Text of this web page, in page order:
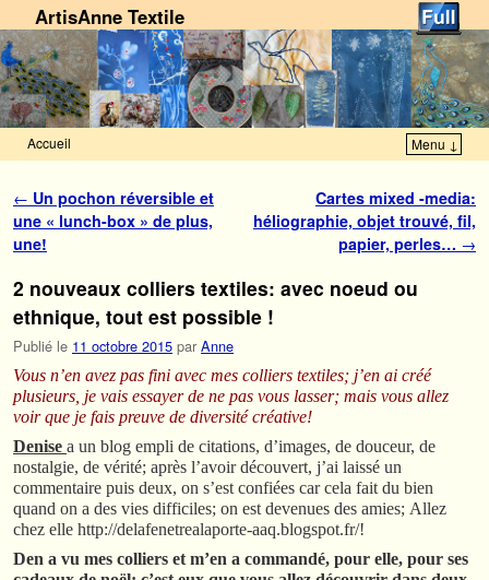
ArtisAnne Textile
Accueil Menu ↓
Navigation des articles
← Un pochon réversible et
une « lunch-box » de plus,
une!
Cartes mixed -media:
héliographie, objet trouvé, fil,
papier, perles… →
2 nouveaux colliers textiles: avec noeud ou
ethnique, tout est possible !
Publié le 11 octobre 2015 par Anne
Vous n’en avez pas fini avec mes colliers textiles; j’en ai créé
plusieurs, je vais essayer de ne pas vous lasser; mais vous allez
voir que je fais preuve de diversité créative!
Denise a un blog empli de citations, d’images, de douceur, de
nostalgie, de vérité; après l’avoir découvert, j’ai laissé un
commentaire puis deux, on s’est confiées car cela fait du bien
quand on a des vies difficiles; on est devenues des amies; Allez
chez elle http://delafenetrealaporte-aaq.blogspot.fr/!
Den a vu mes colliers et m’en a commandé, pour elle, pour ses